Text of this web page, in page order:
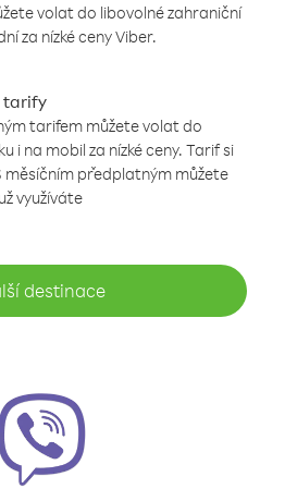
volat do libovolné zahraniční
za nízké ceny Viber.
tarify
tarifem můžete volat do
i na mobil za nízké ceny. Tarif si
předplatným můžete
využíváte
destinace